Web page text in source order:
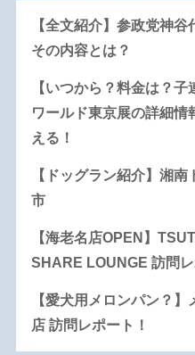
【全文紹介】参政党神
その内容とは？
【いつから？料金は？
ワールド東京展の詳細情
える！
【ドッグラン紹介】湘
市
【海老名店OPEN】
SHARE LOUNGE 訪問レ
【愛犬用メロンパン？
店 訪問レポート！